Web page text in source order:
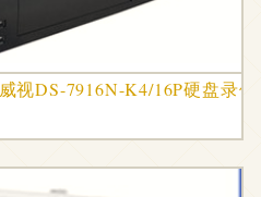
视DS-7916N-K4/16P硬盘录